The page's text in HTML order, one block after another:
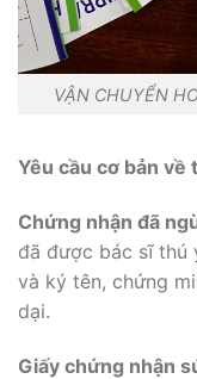
VẬN CHUYỂN
Yêu cầu cơ bản
Chứng nhận đã
đã được bác sĩ thú
và ký tên, chứng
dại.
Giấy chứng nhận